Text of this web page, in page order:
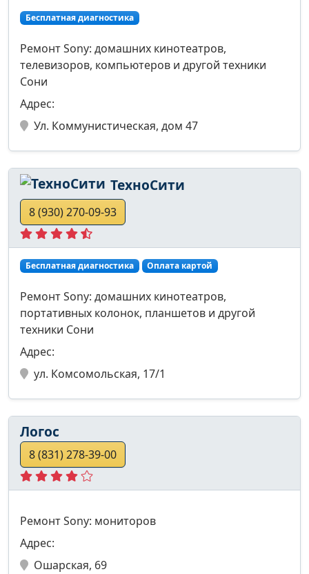
Бесплатная диагностика
Ремонт Sony: домашних кинотеатров,
телевизоров, компьютеров и другой техники
Сони
Адрес:
Ул. Коммунистическая, дом 47
ТехноСити
8 (930) 270-09-93
Бесплатная диагностика Оплата картой
Ремонт Sony: домашних кинотеатров,
портативных колонок, планшетов и другой
техники Сони
Адрес:
ул. Комсомольская, 17/1
Логос
8 (831) 278-39-00
Ремонт Sony: мониторов
Адрес:
Ошарская, 69